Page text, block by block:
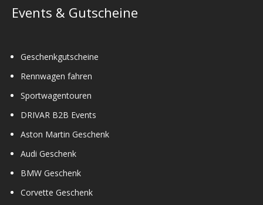
Events & Gutscheine
Geschenkgutscheine
Rennwagen fahren
Sportwagentouren
DRIVAR B2B Events
Aston Martin Geschenk
Audi Geschenk
BMW Geschenk
Corvette Geschenk